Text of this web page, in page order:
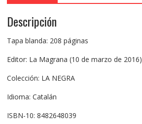
Descripción
Tapa blanda: 208 páginas
Editor: La Magrana (10 de marzo de 2016)
Colección: LA NEGRA
Idioma: Catalán
ISBN-10: 8482648039